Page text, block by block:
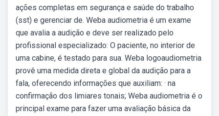
ações completas em segurança e saúde do trabalho
(sst) e gerenciar de. Weba audiometria é um exame
que avalia a audição e deve ser realizado pelo
profissional especializado: O paciente, no interior de
uma cabine, é testado para sua. Weba logoaudiometria
provê uma medida direta e global da audição para a
fala, oferecendo informações que auxiliam: · na
confirmação dos limiares tonais; Weba audiometria é o
principal exame para fazer uma avaliação básica da